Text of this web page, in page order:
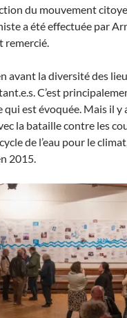
du mouvement
a été effectuée par
remercié.
avant la diversité des
C’est
est évoquée. Mais il y
la bataille contre les
de l’eau pour le
2015.